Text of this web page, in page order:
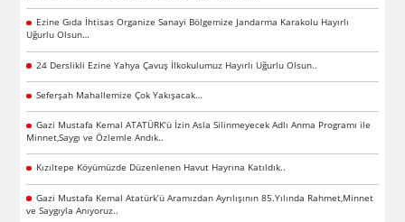
Ezine Gıda İhtisas Organize Sanayi Bölgemize Jandarma Karakolu Hayırlı
Uğurlu Olsun…
24 Derslikli Ezine Yahya Çavuş İlkokulumuz Hayırlı Uğurlu Olsun..
Seferşah Mahallemize Çok Yakışacak…
Gazi Mustafa Kemal ATATÜRK’ü İzin Asla Silinmeyecek Adlı Anma Programı ile
Minnet,Saygı ve Özlemle Andık..
Kızıltepe Köyümüzde Düzenlenen Havut Hayrına Katıldık..
Gazi Mustafa Kemal Atatürk’ü Aramızdan Ayrılışının 85.Yılında Rahmet,Minnet
ve Saygıyla Anıyoruz..